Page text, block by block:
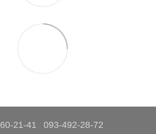
21-41 093-492-28-72